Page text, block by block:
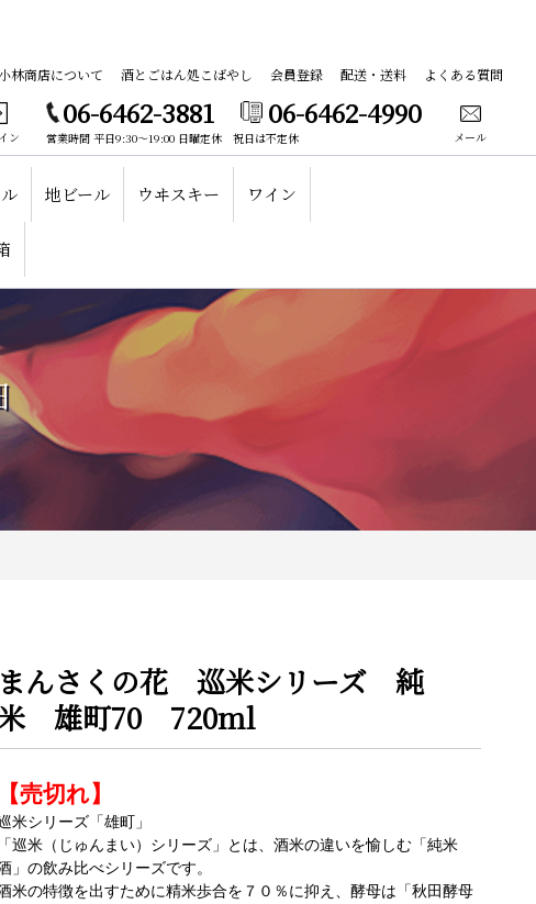
小林商店について 酒とごはん処こばやし 会員登録 配送・送料 よくある質問
ン
06-6462-3881
営業時間 平日9:30～19:00 日曜定休 祝日は不定休
06-6462-4990
メール
地ビール ウヰスキー ワイン
まんさくの花 巡米シリーズ 純
雄町70 720ml
【売切れ】
米シリーズ「雄町」
「巡米（じゅんまい）シリーズ」とは、酒米の違いを愉しむ「純米
」の飲み比べシリーズです。
米の特徴を出すために精米歩合を７０％に抑え、酵母は「秋田酵母